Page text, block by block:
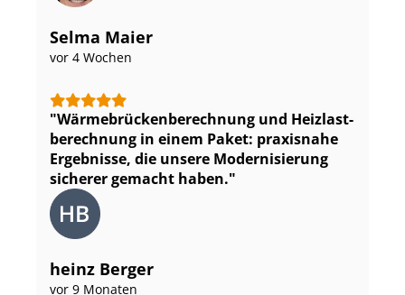
Selma Maier
vor 4 Wochen
Wär­me­brü­cken­be­rech­nung und Heiz­last­
be­rech­nung in einem Paket: praxisnahe
Ergebnisse, die unsere Modernisierung
sicherer gemacht haben.
heinz Berger
vor 9 Monaten